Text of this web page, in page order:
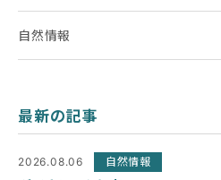
自然情報
最新の記事
2026.08.06 自然情報